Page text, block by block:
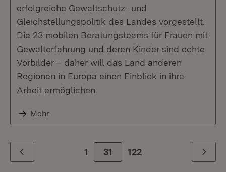
erfolgreiche Gewaltschutz- und
Gleichstellungspolitik des Landes vorgestellt.
Die 23 mobilen Beratungsteams für Frauen mit
Gewalterfahrung und deren Kinder sind echte
Vorbilder – daher will das Land anderen
Regionen in Europa einen Einblick in ihre
Arbeit ermöglichen.
Mehr
Zurück 1 31 Zur letzte Seite
122 Weiter